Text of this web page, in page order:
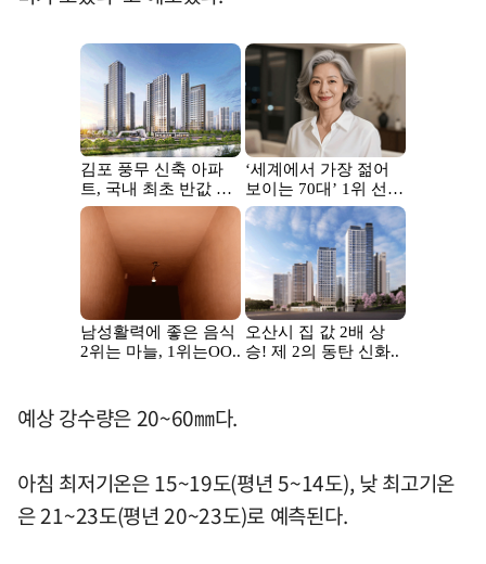
예상 강수량은 20~60㎜다.
아침 최저기온은 15~19도(평년 5~14도), 낮 최고기온
은 21~23도(평년 20~23도)로 예측된다.